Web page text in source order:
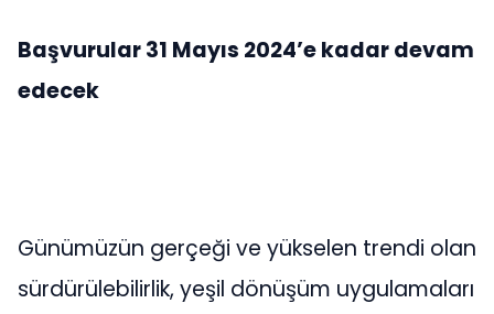
Başvurular 31 Mayıs 2024’e kadar devam
edecek
Günümüzün gerçeği ve yükselen trendi olan
sürdürülebilirlik, yeşil dönüşüm uygulamaları